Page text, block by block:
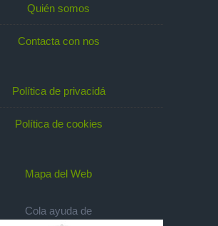
Quién somos
Contacta con nos
Política de privacidá
Política de cookies
Mapa del Web
Cola ayuda de